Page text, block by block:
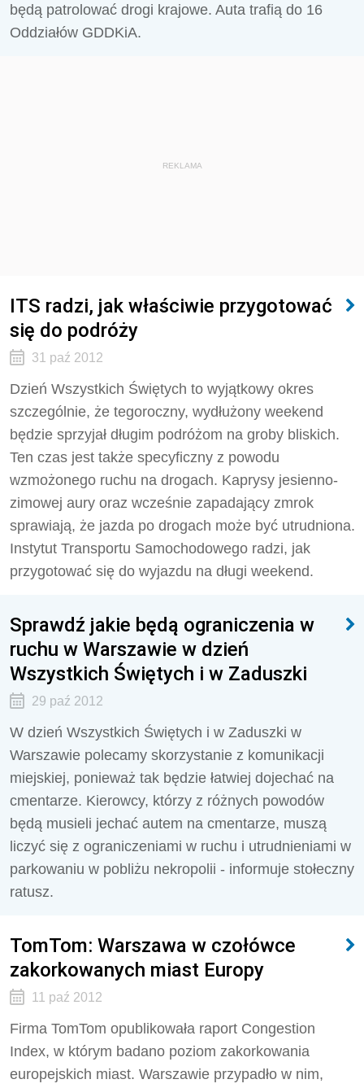
będą patrolować drogi krajowe. Auta trafią do 16
Oddziałów GDDKiA.
REKLAMA
ITS radzi, jak właściwie przygotować
się do podróży
31 paź 2012
Dzień Wszystkich Świętych to wyjątkowy okres
szczególnie, że tegoroczny, wydłużony weekend
będzie sprzyjał długim podróżom na groby bliskich.
Ten czas jest także specyficzny z powodu
wzmożonego ruchu na drogach. Kaprysy jesienno-
zimowej aury oraz wcześnie zapadający zmrok
sprawiają, że jazda po drogach może być utrudniona.
Instytut Transportu Samochodowego radzi, jak
przygotować się do wyjazdu na długi weekend.
Sprawdź jakie będą ograniczenia w
ruchu w Warszawie w dzień
Wszystkich Świętych i w Zaduszki
29 paź 2012
W dzień Wszystkich Świętych i w Zaduszki w
Warszawie polecamy skorzystanie z komunikacji
miejskiej, ponieważ tak będzie łatwiej dojechać na
cmentarze. Kierowcy, którzy z różnych powodów
będą musieli jechać autem na cmentarze, muszą
liczyć się z ograniczeniami w ruchu i utrudnieniami w
parkowaniu w pobliżu nekropolii - informuje stołeczny
ratusz.
TomTom: Warszawa w czołówce
zakorkowanych miast Europy
11 paź 2012
Firma TomTom opublikowała raport Congestion
Index, w którym badano poziom zakorkowania
europejskich miast. Warszawie przypadło w nim,